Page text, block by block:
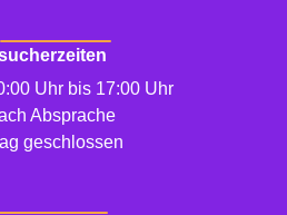
Uhr bis 17:00 Uhr
Absprache
geschlossen